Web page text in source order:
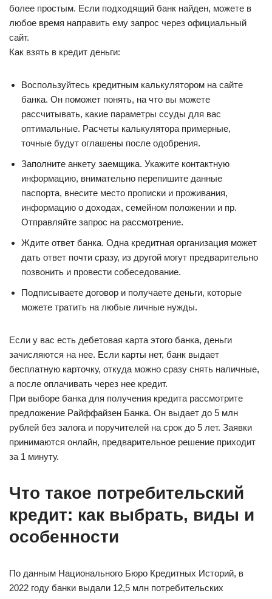
более простым. Если подходящий банк найден, можете в
любое время направить ему запрос через официальный
сайт.
Как взять в кредит деньги:
Воспользуйтесь кредитным калькулятором на сайте
банка. Он поможет понять, на что вы можете
рассчитывать, какие параметры ссуды для вас
оптимальные. Расчеты калькулятора примерные,
точные будут оглашены после одобрения.
Заполните анкету заемщика. Укажите контактную
информацию, внимательно перепишите данные
паспорта, внесите место прописки и проживания,
информацию о доходах, семейном положении и пр.
Отправляйте запрос на рассмотрение.
Ждите ответ банка. Одна кредитная организация может
дать ответ почти сразу, из другой могут предварительно
позвонить и провести собеседование.
Подписываете договор и получаете деньги, которые
можете тратить на любые личные нужды.
Если у вас есть дебетовая карта этого банка, деньги
зачисляются на нее. Если карты нет, банк выдает
бесплатную карточку, откуда можно сразу снять наличные,
а после оплачивать через нее кредит.
При выборе банка для получения кредита рассмотрите
предложение Райффайзен Банка. Он выдает до 5 млн
рублей без залога и поручителей на срок до 5 лет. Заявки
принимаются онлайн, предварительное решение приходит
за 1 минуту.
Что такое потребительский
кредит: как выбрать, виды и
особенности
По данным Национального Бюро Кредитных Историй, в
2022 году банки выдали 12,5 млн потребительских